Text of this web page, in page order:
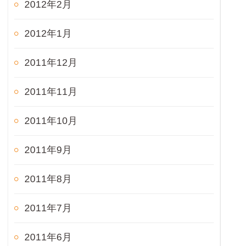
2012年2月
2012年1月
2011年12月
2011年11月
2011年10月
2011年9月
2011年8月
2011年7月
2011年6月